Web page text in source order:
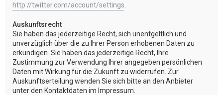
http://twitter.com/account/settings
Auskunftsrecht
Sie haben das jederzeitige Recht, sich unentgeltlich und
unverzüglich über die zu Ihrer Person erhobenen Daten zu
erkundigen. Sie haben das jederzeitige Recht, Ihre
Zustimmung zur Verwendung Ihrer angegeben persönlichen
Daten mit Wirkung für die Zukunft zu widerrufen. Zur
Auskunftserteilung wenden Sie sich bitte an den Anbieter
unter den Kontaktdaten im Impressum.